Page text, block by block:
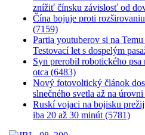
znížiť čínsku závislosť od
Čína bojuje proti
(7159)
Partia youtuberov si na
Testovací let s dospelým
Syn prerobil robotického
otca (6483)
Nový fotovoltický článok
slnečného svetla až na
Ruskí vojaci na bojisku
iba 20 až 30 minút (5781)